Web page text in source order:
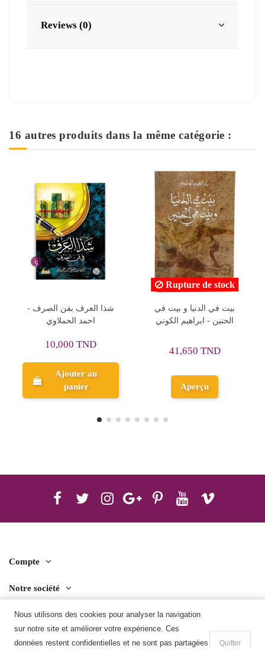
Nous utilisons des cookies pour analyser la navigation
sur notre site et améliorer votre expérience. Ces
données restent confidentielles et ne sont pas partagées
Quitter
Reviews (0)
16 autres produits dans la même catégorie :
بيت في الدنيا و بيت في
الحنين - ابراهيم الكوني
41,650 TND
Aperçu
لغة العرب و اثرها في
تكييف العقلية العربية -
33,000 TND
Ajouter au
panier
Compte
Notre société
Contact us
Télécharger l'application mobile